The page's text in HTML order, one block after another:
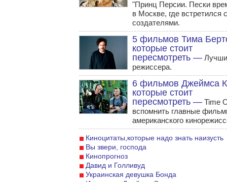
"Принц Персии. Пески
в Москве, где встретился
создателями.
5 фильмов Тима
которые стоит
пересмотреть —
режиссера.
6 фильмов Джеймса
которые стоит
пересмотреть — Time
вспомнить главные
американского
Киноцитаты,которые надо знать наизусть
Вы звери, господа
Кинопрогноз
Давид и Голливуд
Украинская девушка Бонда